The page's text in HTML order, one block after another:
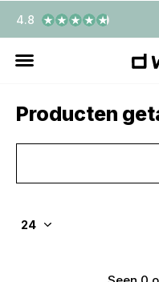
4.8
Producten